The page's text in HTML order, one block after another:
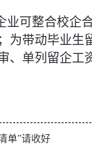
业可整合校
为带动毕业
单列留企工
单”请收好